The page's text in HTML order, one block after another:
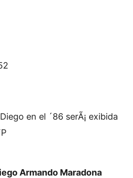
en el ´86 serÃ¡ exibida
Armando Maradona